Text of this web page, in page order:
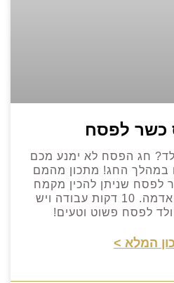
כשר לפסח
חג הפסח לא ימנע מכם
במהלך החג! מתכון מהמם
לפסח שניתן להכין מקמח
תופח או קמח תפוח אדמה. 10 דקות עבודה ויש
לפסח פשוט וטעים!
המלא >